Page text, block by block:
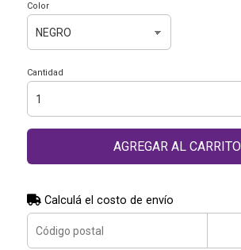
Color
Cantidad
AGREGAR AL CARRITO
Calculá el costo de envío